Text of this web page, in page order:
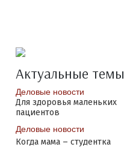
Актуальные темы
Деловые новости
Для здоровья маленьких
пациентов
Деловые новости
Когда мама – студентка